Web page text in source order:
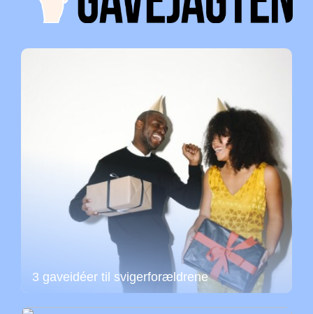
3 gaveidéer til svigerforældrene